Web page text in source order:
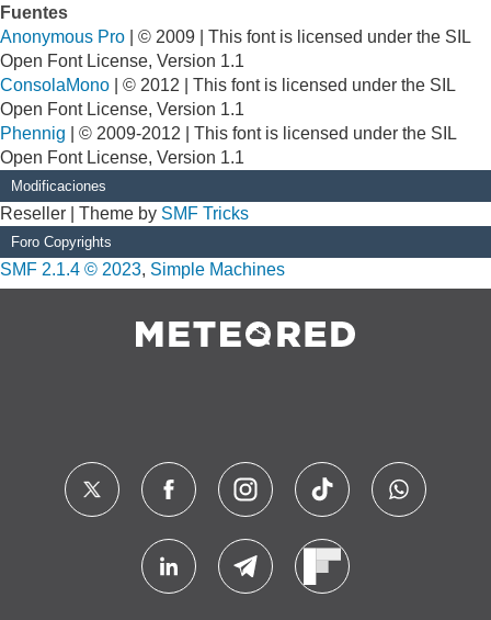
Fuentes
Anonymous Pro | © 2009 | This font is licensed under the SIL
Open Font License, Version 1.1
ConsolaMono | © 2012 | This font is licensed under the SIL
Open Font License, Version 1.1
Phennig | © 2009-2012 | This font is licensed under the SIL
Open Font License, Version 1.1
Modificaciones
Reseller | Theme by SMF Tricks
Foro Copyrights
SMF 2.1.4 © 2023, Simple Machines